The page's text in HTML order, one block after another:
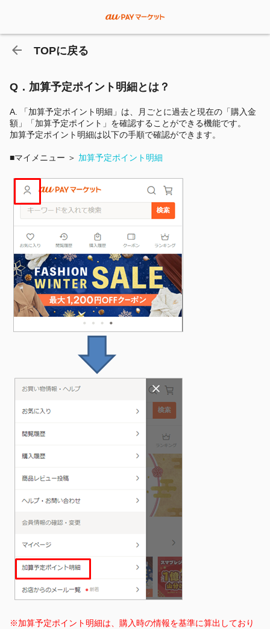
TOPに戻る
Q．加算予定ポイント明細とは？
A. 「加算予定ポイント明細 」は、月ごとに過去と現在の「購入金
額」「加算予定ポイント」を確認することができる機能です。
加算予定ポイント明細は以下の手順で確認ができます。
■マイメニュー ＞ 加算予定ポイント明細
※加算予定ポイント明細は、購入時の情報を基準に算出しており